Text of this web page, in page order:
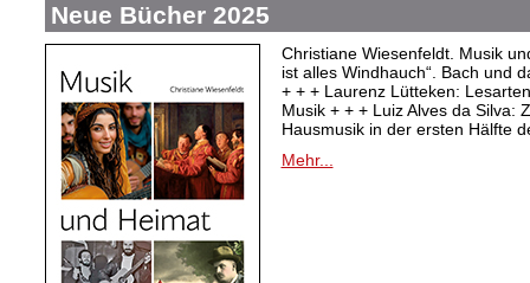
Neue Bücher 2025
Christiane Wiesenfeldt. Musik
ist alles Windhauch“. Bach und
+ + + Laurenz Lütteken:
Musik + + + Luiz Alves da Silva:
Hausmusik in der ersten Hälfte
Mehr...